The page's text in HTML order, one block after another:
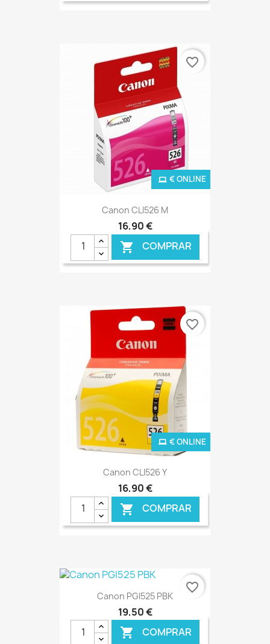
Canon CLI526 M
16,90 €
 COMPRAR
€ ONLINE
favorite_border
Canon CLI526 Y
16,90 €
 COMPRAR
€ ONLINE
favorite_border
Canon PGI525 PBK
19,50 €
 COMPRAR
favorite_border